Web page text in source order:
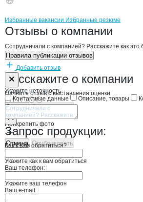
Брендыкомпани
Вакансии вНАРТОКОВ
Избранные вакансии Избранные резюме
Новости oНАРТОКОВ
Отзывы о компании
Сотрудничали с компанией? Расскажите как это
Правила публикации отзывов
Добавить отзыв
Расскажите о компании
Начните отзыв с выставления оценки
Прикрепить фото
Отмена Опубликовать
Форма обратной связи о
Укажите неточность
Контактные данные
Описание, товары
Отмена Опубликовать
Запрос продукции:
Как к вам обратиться?
Укажите как к вам обратиться
Ваш телефон:
Укажите ваш телефон
Ваш e-mail: